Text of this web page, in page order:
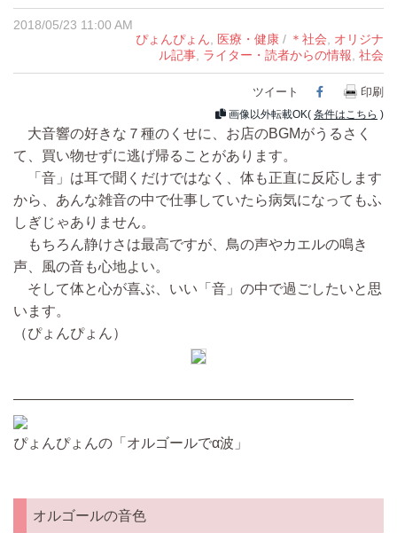
2018/05/23 11:00 AM
ぴょんぴょん, 医療・健康 / ＊社会, オリジナ
ル記事, ライター・読者からの情報, 社会
ツイート Facebook
印刷
画像以外転載OK( 条件はこちら )
大音響の好きな７種のくせに、お店のBGMがうるさく
て、買い物せずに逃げ帰ることがあります。
「音」は耳で聞くだけではなく、体も正直に反応します
から、あんな雑音の中で仕事していたら病気になってもふ
しぎじゃありません。
もちろん静けさは最高ですが、鳥の声やカエルの鳴き
声、風の音も心地よい。
そして体と心が喜ぶ、いい「音」の中で過ごしたいと思
います。
（ぴょんぴょん）
————————————————————————
ぴょんぴょんの「オルゴールでα波」
オルゴールの音色